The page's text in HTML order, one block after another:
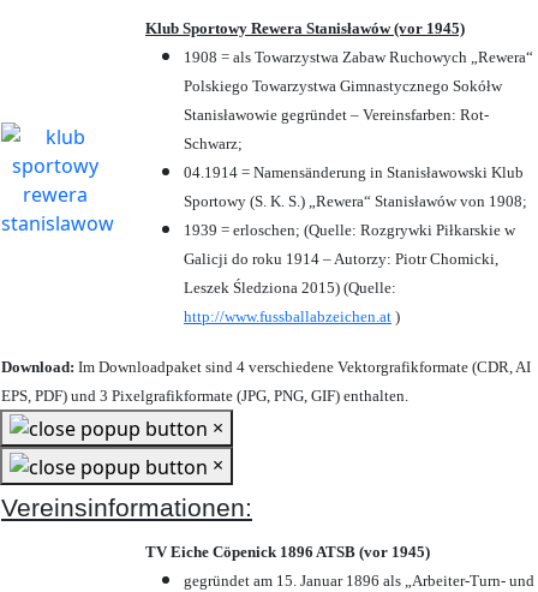
Klub Sportowy Rewera Stanisławów (vor 1945)
1908 = als Towarzystwa Zabaw Ruchowych „Rewera“
Polskiego Towarzystwa Gimnastycznego Sokółw
Stanisławowie gegründet – Vereinsfarben: Rot-
Schwarz;
04.1914 = Namensänderung in Stanisławowski Klub
Sportowy (S. K. S.) „Rewera“ Stanisławów von 1908;
1939 = erloschen; (Quelle: Rozgrywki Piłkarskie w
Galicji do roku 1914 – Autorzy: Piotr Chomicki,
Leszek Śledziona 2015) (Quelle:
http://www.fussballabzeichen.at )
Download: Im Downloadpaket sind 4 verschiedene Vektorgrafikformate (CDR, AI
EPS, PDF) und 3 Pixelgrafikformate (JPG, PNG, GIF) enthalten.
×
×
Vereinsinformationen:
TV Eiche Cöpenick 1896 ATSB (vor 1945)
gegründet am 15. Januar 1896 als „Arbeiter-Turn- und